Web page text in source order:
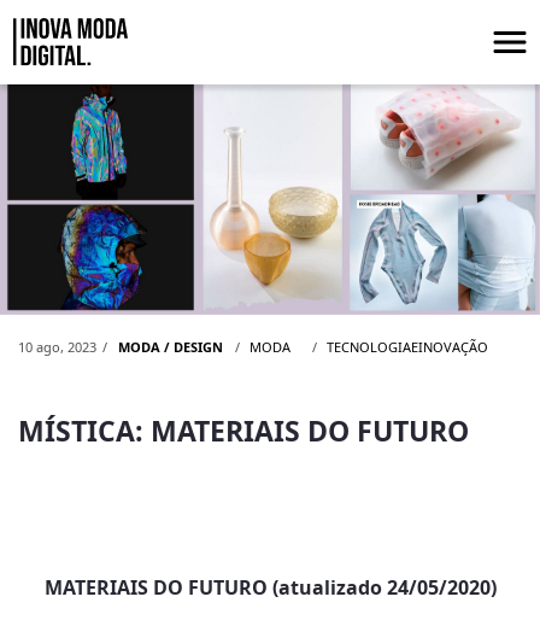
Pular para o Conteúdo principal
MÍSTICA: MATERIAIS DO FUTURO
10 ago, 2023 MODA / DESIGN MODA TECNOLOGIAEINOVAÇÃO
MÍSTICA: MATERIAIS DO FUTURO
MATERIAIS DO FUTURO (atualizado 24/05/2020)